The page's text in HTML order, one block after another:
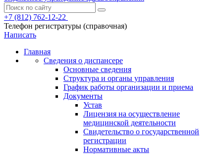
+7 (812) 762-12-22
Телефон регистратуры (справочная)
Написать
Главная
Сведения о диспансере
Основные сведения
Структура и органы управления
График работы организации и приема
Документы
Устав
Лицензия на осуществление
медицинской деятельности
Свидетельство о государственной
регистрации
Нормативные акты